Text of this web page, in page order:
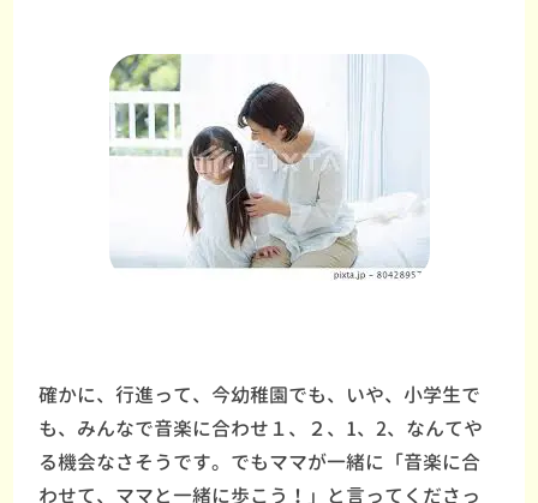
確かに、行進って、今幼稚園でも、いや、小学生で
も、みんなで音楽に合わせ１、２、1、2、なんてや
る機会なさそうです。でもママが一緒に「音楽に合
わせて、ママと一緒に歩こう！」と言ってくださっ